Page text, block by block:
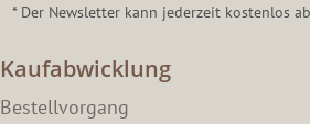
* Der Newsletter kann jederzeit kostenlos
Kaufabwicklung
Bestellvorgang